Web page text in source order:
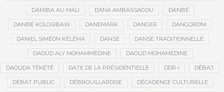
DAMIBA AU MALI DANA AMBASSAGOU DANBÉ
DANBÉ KOLOSIBAW DANEMARK DANGER DANGORONI
DANIEL SIMÉON KÉLÉMA DANSE DANSE TRADITIONNELLE
DAOUD ALY MOHAMMEDINE DAOUD MOHAMEDINE
DAOUDA TÉKÉTÉ DATE DE LA PRÉSIDENTIELLE DDR-I DÉBAT
DÉBAT PUBLIC DÉBROUILLARDISE DÉCADENCE CULTURELLE